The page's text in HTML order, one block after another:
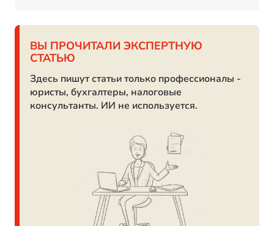
ВЫ ПРОЧИТАЛИ ЭКСПЕРТНУЮ
СТАТЬЮ
Здесь пишут статьи только профессионалы -
юристы, бухгалтеры, налоговые
консультанты. ИИ не используется.